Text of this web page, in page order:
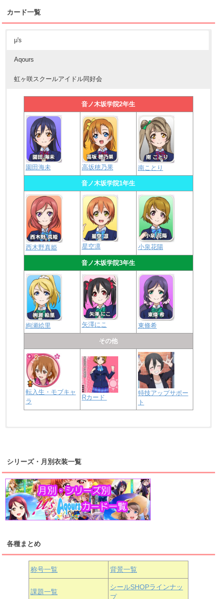
カード一覧
μ's
Aqours
虹ヶ咲スクールアイドル同好会
音ノ木坂学院2年生
園田海未 高坂穂乃果 南ことり
音ノ木坂学院1年生
西木野真姫 星空凛 小泉花陽
音ノ木坂学院3年生
絢瀬絵里 矢澤にこ 東條希
その他
転入生・モブキャ
ラ
Rカード
特技アップサポー
ト
桜内梨子 高海千歌 渡辺曜
浦の星女学院1年生
津島善子 黒澤ルビィ
浦の星女学院3年生
上原歩夢 宮下愛 優木せつ菜
虹ヶ咲学園1年生
中須かすみ 天王寺璃奈
シリーズ・月別衣装一覧
各種まとめ
称号一覧 背景一覧
課題一覧
シールSHOPラインナッ
プ